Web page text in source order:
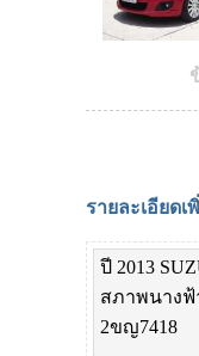
รายละเอียดเ
ปี 2013
สภาพนางฟ้
2ขญ7418